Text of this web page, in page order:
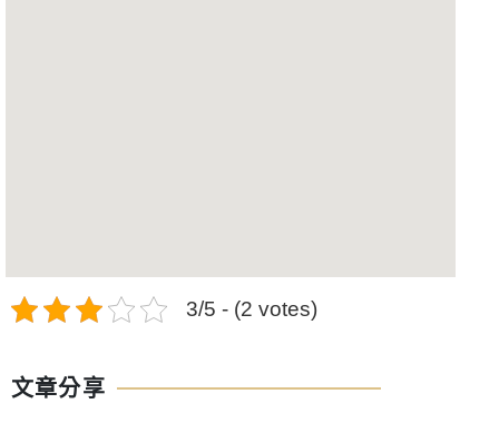
3/5 - (2 votes)
文章分享